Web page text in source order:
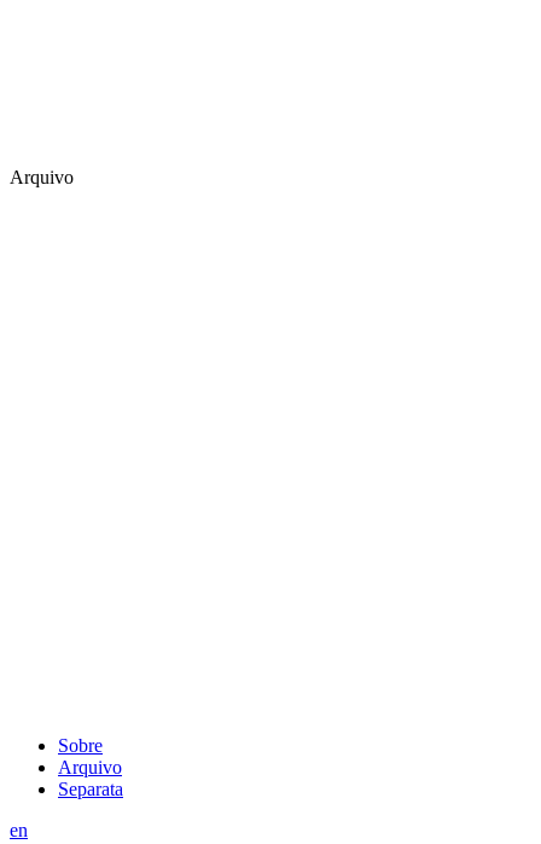
Arquivo
Sobre
Arquivo
Separata
en